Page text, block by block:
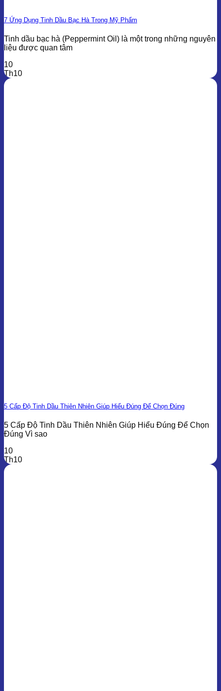
7 Ứng Dụng Tinh Dầu Bạc Hà Trong Mỹ Phẩm
Tinh dầu bạc hà (Peppermint Oil) là một trong những nguyên
liệu được quan tâm
10
Th10
5 Cấp Độ Tinh Dầu Thiên Nhiên Giúp Hiểu Đúng Để Chọn Đúng
5 Cấp Độ Tinh Dầu Thiên Nhiên Giúp Hiểu Đúng Để Chọn
Đúng Vì sao
10
Th10